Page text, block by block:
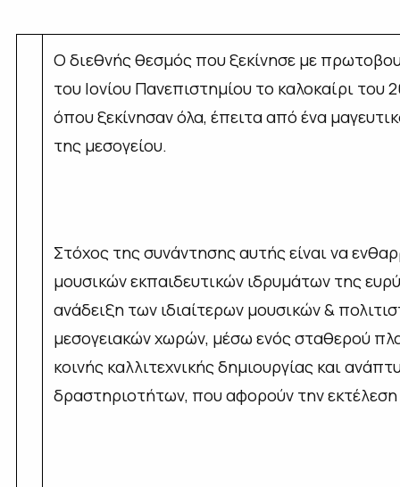
Ο διεθνής θεσμός που ξεκίνησε με
του Ιονίου Πανεπιστημίου το καλοκαίρι
όπου ξεκίνησαν όλα, έπειτα από ένα
της μεσογείου.
Στόχος της συνάντησης αυτής είναι να
μουσικών εκπαιδευτικών ιδρυμάτων της
ανάδειξη των ιδιαίτερων μουσικών &
μεσογειακών χωρών, μέσω ενός σταθερού
κοινής καλλιτεχνικής δημιουργίας και
δραστηριοτήτων, που αφορούν την εκτέλεση